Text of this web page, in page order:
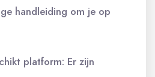
handleiding om je op
platform: Er zijn